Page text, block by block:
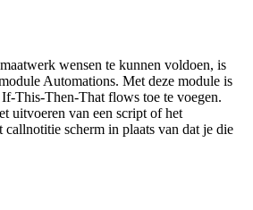
wensen te kunnen voldoen, is
Automations. Met deze module is
This-Then-That flows toe te voegen.
uitvoeren van een script of het
callnotitie scherm in plaats van dat je die